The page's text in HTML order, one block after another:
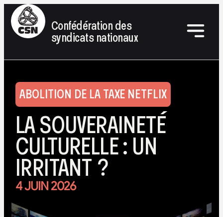
Confédération des
syndicats nationaux
ABOLITION DE LA TAXE NETFLIX
LA SOUVERAINETÉ
CULTURELLE : UN
IRRITANT ?
4 JUIN 2026